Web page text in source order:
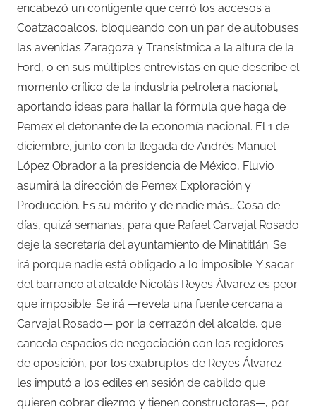
encabezó un contigente que cerró los accesos a
Coatzacoalcos, bloqueando con un par de autobuses
las avenidas Zaragoza y Transístmica a la altura de la
Ford, o en sus múltiples entrevistas en que describe el
momento crítico de la industria petrolera nacional,
aportando ideas para hallar la fórmula que haga de
Pemex el detonante de la economía nacional. El 1 de
diciembre, junto con la llegada de Andrés Manuel
López Obrador a la presidencia de México, Fluvio
asumirá la dirección de Pemex Exploración y
Producción. Es su mérito y de nadie más… Cosa de
días, quizá semanas, para que Rafael Carvajal Rosado
deje la secretaría del ayuntamiento de Minatitlán. Se
irá porque nadie está obligado a lo imposible. Y sacar
del barranco al alcalde Nicolás Reyes Álvarez es peor
que imposible. Se irá —revela una fuente cercana a
Carvajal Rosado— por la cerrazón del alcalde, que
cancela espacios de negociación con los regidores
de oposición, por los exabruptos de Reyes Álvarez —
les imputó a los ediles en sesión de cabildo que
quieren cobrar diezmo y tienen constructoras—, por